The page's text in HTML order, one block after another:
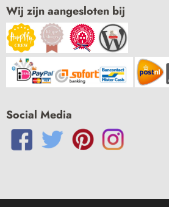
Wij zijn aangesloten bij
Social Media